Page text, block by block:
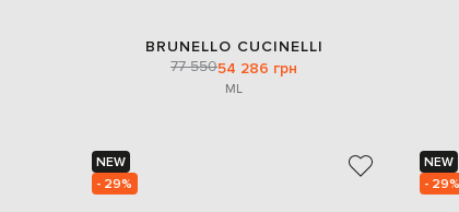
BRUNELLO CUCINELLI
77 55054 286 грн
ML
NEW
- 29%
NEW
- 29%